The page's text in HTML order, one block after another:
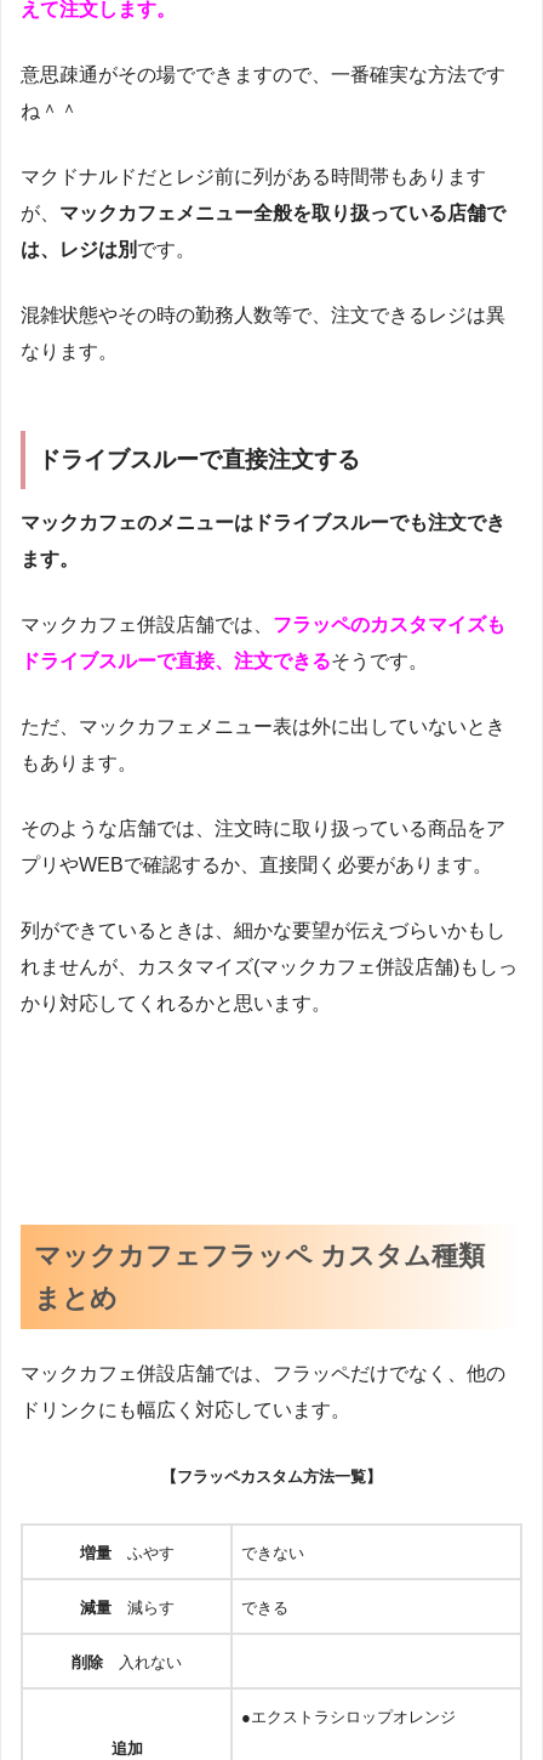
えて注文します。
意思疎通がその場でできますので、一番確実な方法です
ね＾＾
マクドナルドだとレジ前に列がある時間帯もあります
が、 マックカフェメニュー全般を取り扱っている店舗で
は、レジは別 です。
混雑状態やその時の勤務人数等で、注文できるレジは異
なります。
ドライブスルーで直接注文する
マックカフェのメニューはドライブスルーでも注文でき
ます。
マックカフェ併設店舗では、 フラッペのカスタマイズも
ドライブスルーで直接、注文できるそうです。
ただ、マックカフェメニュー表は外に出していないとき
もあります。
そのような店舗では、注文時に取り扱っている商品をア
プリやWEBで確認するか、直接聞く必要があります。
列ができているときは、細かな要望が伝えづらいかもし
れませんが、カスタマイズ(マックカフェ併設店舗)もしっ
かり対応してくれるかと思います。
マックカフェフラッペ カスタム種類
まとめ
マックカフェ併設店舗では、フラッペだけでなく、他の
ドリンクにも幅広く対応しています。
【フラッペカスタム方法一覧】
増量 ふやす できない
減量 減らす できる
削除 入れない
追加
●エクストラシロップオレンジ